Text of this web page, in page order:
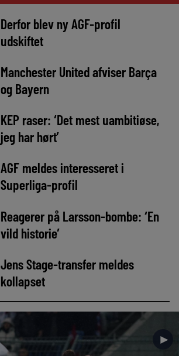
Derfor blev ny AGF-profil
udskiftet
Manchester United afviser Barça
og Bayern
KEP raser: ‘Det mest uambitiøse,
jeg har hørt’
AGF meldes interesseret i
Superliga-profil
Reagerer på Larsson-bombe: ‘En
vild historie’
Jens Stage-transfer meldes
kollapset
►